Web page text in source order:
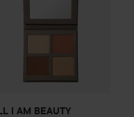
I AM BEAUTY